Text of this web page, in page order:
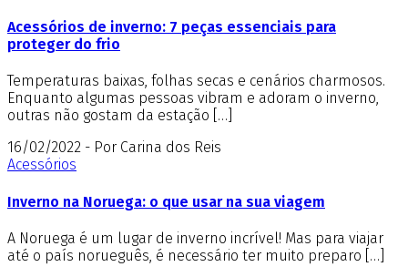
Acessórios de inverno: 7 peças essenciais para
proteger do frio
Temperaturas baixas, folhas secas e cenários charmosos.
Enquanto algumas pessoas vibram e adoram o inverno,
outras não gostam da estação […]
16/02/2022 - Por Carina dos Reis
Acessórios
Inverno na Noruega: o que usar na sua viagem
A Noruega é um lugar de inverno incrível! Mas para viajar
até o país norueguês, é necessário ter muito preparo […]